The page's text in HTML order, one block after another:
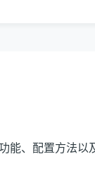
能、配置方法以